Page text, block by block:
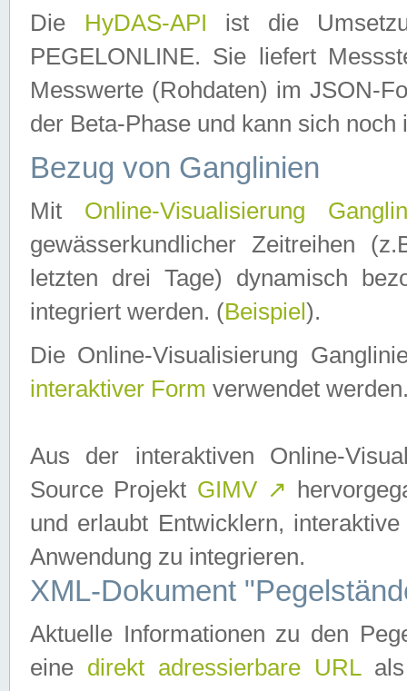
Die HyDAS-API ist die
PEGELONLINE. Sie liefert
Messwerte (Rohdaten) im JSON-
der Beta-Phase und kann sich noch
Bezug von Ganglinien
Mit Online-Visualisierung
gewässerkundlicher Zeitreihen
letzten drei Tage) dynamisch
integriert werden. (Beispiel ).
Die Online-Visualisierung
interaktiver Form verwendet
Aus der interaktiven Online-
Source Projekt GIMV ↗
und erlaubt Entwicklern,
Anwendung zu integrieren.
XML-Dokument
Aktuelle Informationen zu den
eine direkt adressierbare URLals